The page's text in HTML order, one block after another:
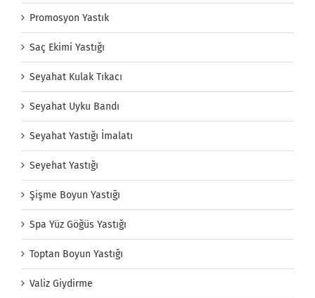
Promosyon Yastık
Saç Ekimi Yastığı
Seyahat Kulak Tıkacı
Seyahat Uyku Bandı
Seyahat Yastığı İmalatı
Seyehat Yastığı
Şişme Boyun Yastığı
Spa Yüz Göğüs Yastığı
Toptan Boyun Yastığı
Valiz Giydirme